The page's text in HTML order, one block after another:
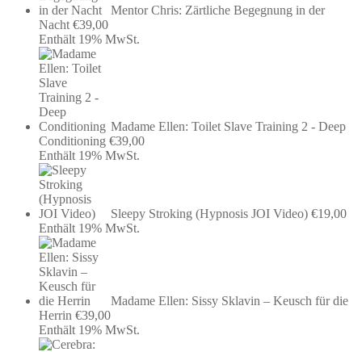
Mentor Chris: Zärtliche Begegnung in der
Nacht €39,00
Enthält 19% MwSt.
Madame Ellen: Toilet Slave Training 2 - Deep
Conditioning €39,00
Enthält 19% MwSt.
Sleepy Stroking (Hypnosis JOI Video) €19,00
Enthält 19% MwSt.
Madame Ellen: Sissy Sklavin – Keusch für die
Herrin €39,00
Enthält 19% MwSt.